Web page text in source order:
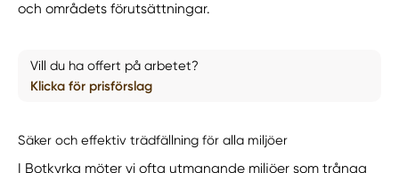
och områdets förutsättningar.
Vill du ha offert på arbetet?
Klicka för prisförslag
Säker och effektiv trädfällning för alla miljöer
I Botkyrka möter vi ofta utmanande miljöer som trånga